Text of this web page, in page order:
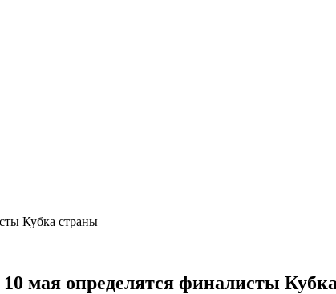
Кубка страны
мая определятся финалисты